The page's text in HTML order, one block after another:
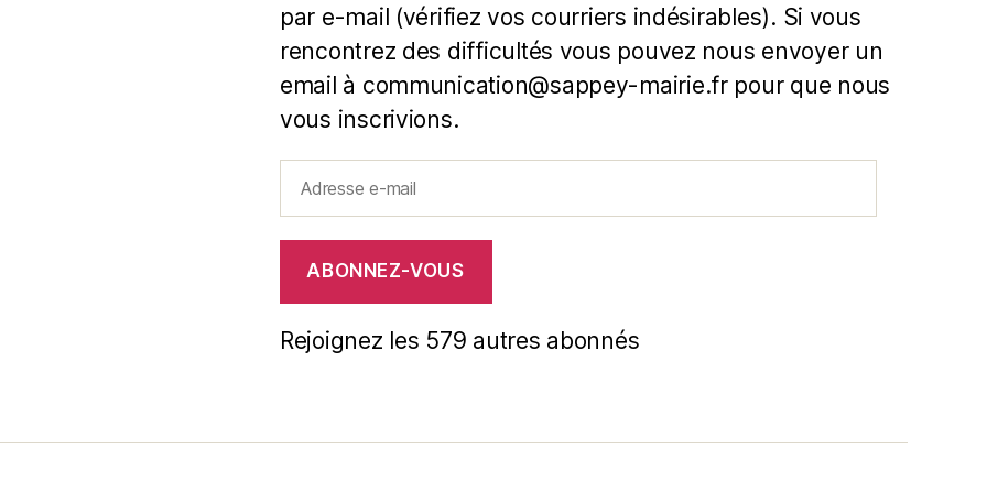
par e-mail (vérifiez vos courriers indésirables). Si vous
rencontrez des difficultés vous pouvez nous envoyer un
email à communication@sappey-mairie.fr pour que nous
vous inscrivions.
mail
ABONNEZ-VOUS
Rejoignez les 579 autres abonnés